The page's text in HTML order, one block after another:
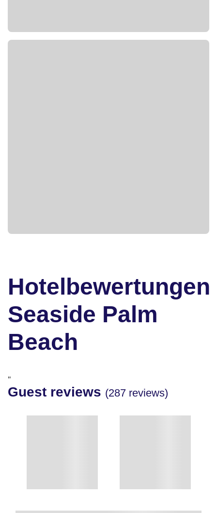
Hotelbewertungen
Seaside Palm
Beach
"
Guest reviews (287 reviews)